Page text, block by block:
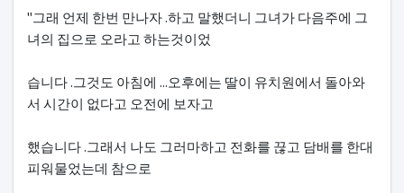
"그래 언제 한번 만나자 .하고 말했더니 그녀가 다음주에 그
녀의 집으로 오라고 하는것이었
습니다 .그것도 아침에 ...오후에는 딸이 유치원에서 돌아와
서 시간이 없다고 오전에 보자고
했습니다 .그래서 나도 그러마하고 전화를 끊고 담배를 한대
피워물었는데 참으로